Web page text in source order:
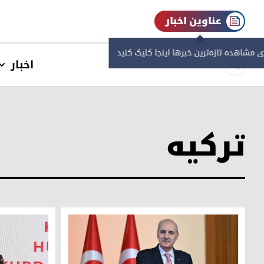
عناوین اخبار
مشاهده‌ تازه‌ترین خبرها اینجا کلیک کنید
اخبار
ترکیه